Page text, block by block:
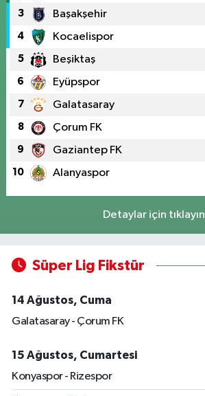
3 Başakşehir
4 Kocaelispor
5 Beşiktaş
6 Eyüpspor
7 Galatasaray
8 Çorum FK
9 Gaziantep FK
10 Alanyaspor
Detaylar için tıklayın
Süper Lig Fikstür
14 Ağustos, Cuma
Galatasaray - Çorum FK
15 Ağustos, Cumartesi
Konyaspor - Rizespor